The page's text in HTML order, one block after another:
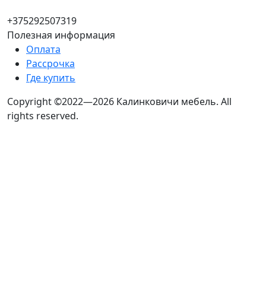
+375292507319
Полезная информация
Оплата
Рассрочка
Где купить
Copyright ©2022—2026 Калинковичи мебель. All
rights reserved.